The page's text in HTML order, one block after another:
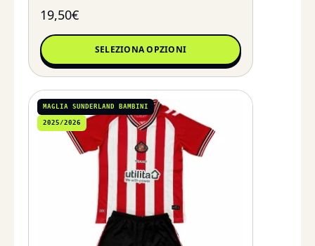
19,50€
SELEZIONA OPZIONI
MAGLIA SUNDERLAND BAMBINI
2025/2026